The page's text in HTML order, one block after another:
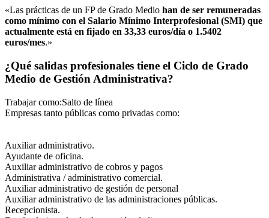
«Las prácticas de un FP de Grado Medio han de ser remuneradas
como mínimo con el Salario Mínimo Interprofesional (SMI) que
actualmente está en fijado en 33,33 euros/día o 1.5402
euros/mes.»
¿Qué salidas profesionales tiene el Ciclo de Grado
Medio de Gestión Administrativa?
Trabajar como:Salto de línea
Empresas tanto públicas como privadas como:
Auxiliar administrativo.
Ayudante de oficina.
Auxiliar administrativo de cobros y pagos
Administrativa / administrativo comercial.
Auxiliar administrativo de gestión de personal
Auxiliar administrativo de las administraciones públicas.
Recepcionista.